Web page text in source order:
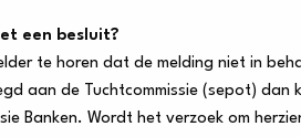
een besluit?
te horen dat de melding niet in
aan de Tuchtcommissie (sepot) dan
Banken. Wordt het verzoek om